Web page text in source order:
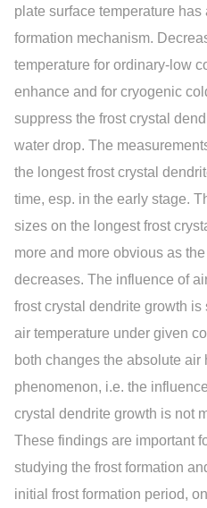
plate surface temperature
formation mechanism.
temperature for ordinary-low
enhance and for cryogenic
suppress the frost crystal
water drop. The
the longest frost crystal
time, esp. in the early stage.
sizes on the longest frost
more and more obvious as
decreases. The influence of
frost crystal dendrite growth
air temperature under given
both changes the absolute air
phenomenon, i.e. the
crystal dendrite growth is not
These findings are important
studying the frost formation
initial frost formation period,